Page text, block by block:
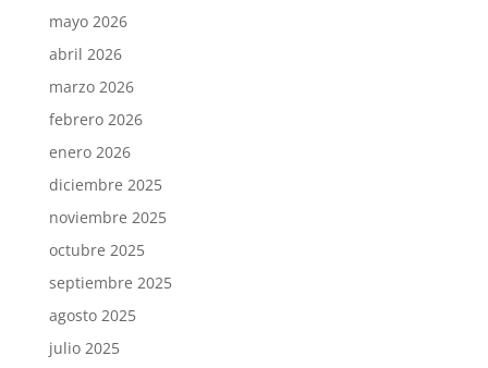
mayo 2026
abril 2026
marzo 2026
febrero 2026
enero 2026
diciembre 2025
noviembre 2025
octubre 2025
septiembre 2025
agosto 2025
julio 2025